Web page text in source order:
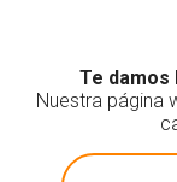
Te damos
Nuestra página